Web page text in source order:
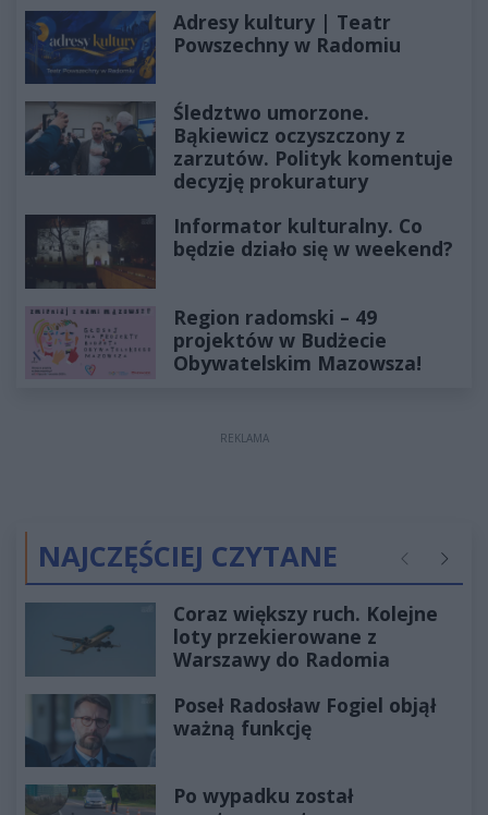
Adresy kultury | Teatr
Powszechny w Radomiu
Śledztwo umorzone.
Bąkiewicz oczyszczony z
zarzutów. Polityk komentuje
decyzję prokuratury
Informator kulturalny. Co
będzie działo się w weekend?
Region radomski – 49
projektów w Budżecie
Obywatelskim Mazowsza!
REKLAMA
NAJCZĘŚCIEJ CZYTANE Poprzednie
Coraz większy ruch. Kolejne
loty przekierowane z
Warszawy do Radomia
Poseł Radosław Fogiel objął
ważną funkcję
Po wypadku został